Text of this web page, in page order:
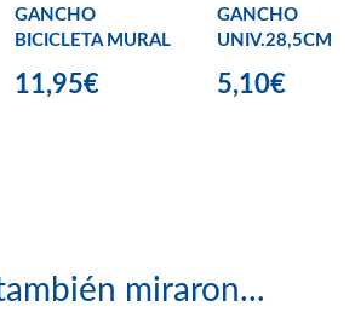
GANCHO
BICICLETA MURAL
11,95€
GANCHO
UNIV.28,5CM
5,10€
miraron...